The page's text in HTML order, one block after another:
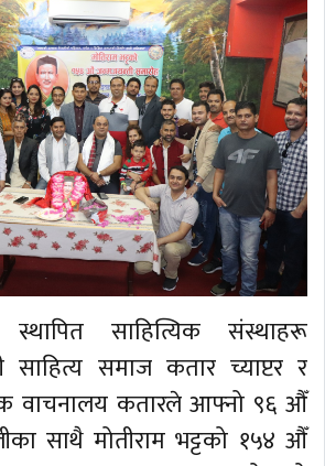
साहित्यिक संस्थाहरू
साहित्य समाज कतार च्याप्टर र
वाचनालय कतारले आफ्नो ९६ औँ
साथै मोतीराम भट्टको १५४ औँ